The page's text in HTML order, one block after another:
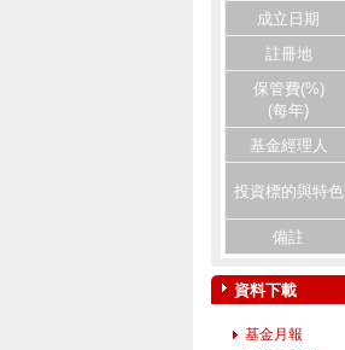
成立日期
註冊地
保管費(%)
(每年)
基金經理人
投資標的與特色
備註
資料下載
基金月報